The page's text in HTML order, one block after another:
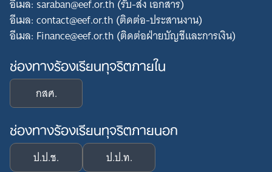
อีเมล: saraban@eef.or.th (รับ-ส่ง เอกสาร)
อีเมล: contact@eef.or.th (ติดต่อ-ประสานงาน)
อีเมล: Finance@eef.or.th (ติดต่อฝ่ายบัญชีและการเงิน)
ช่องทางร้องเรียนทุจริตภายใน
กสศ.
ช่องทางร้องเรียนทุจริตภายนอก
ป.ป.ช. ป.ป.ท.